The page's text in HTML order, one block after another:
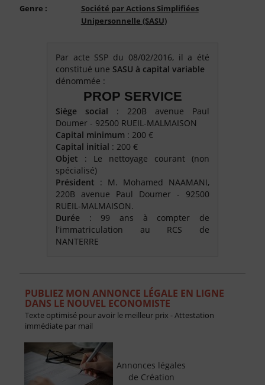
Genre :
Société par Actions Simplifiées
Unipersonnelle (SASU)
Par acte SSP du 08/02/2016, il a été
constitué une SASU à capital variable
dénommée :
PROP SERVICE
Siège social : 220B avenue Paul
Doumer - 92500 RUEIL-MALMAISON
Capital minimum : 200 €
Capital initial : 200 €
Objet : Le nettoyage courant (non
spécialisé)
Président : M. Mohamed NAAMANI,
220B avenue Paul Doumer - 92500
RUEIL-MALMAISON.
Durée : 99 ans à compter de
l'immatriculation au RCS de
NANTERRE
PUBLIEZ MON ANNONCE LÉGALE EN LIGNE
DANS LE NOUVEL ECONOMISTE
Texte optimisé pour avoir le meilleur prix - Attestation
immédiate par mail
Annonces légales
de Création